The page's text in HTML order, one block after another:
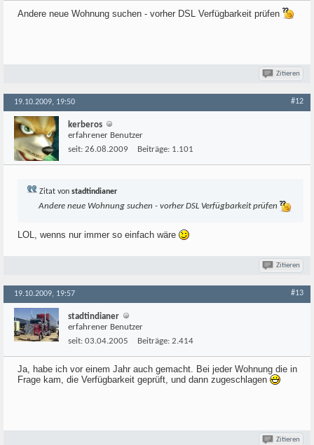
Andere neue Wohnung suchen - vorher DSL Verfügbarkeit prüfen
Zitieren
19.10.2009, 19:50 #12
kerberos
erfahrener Benutzer
seit: 26.08.2009 Beiträge: 1.101
Zitat von stadtindianer
Andere neue Wohnung suchen - vorher DSL Verfügbarkeit prüfen
LOL, wenns nur immer so einfach wäre
Zitieren
19.10.2009, 19:57 #13
stadtindianer
erfahrener Benutzer
seit: 03.04.2005 Beiträge: 2.414
Ja, habe ich vor einem Jahr auch gemacht. Bei jeder Wohnung die in
Frage kam, die Verfügbarkeit geprüft, und dann zugeschlagen
Zitieren